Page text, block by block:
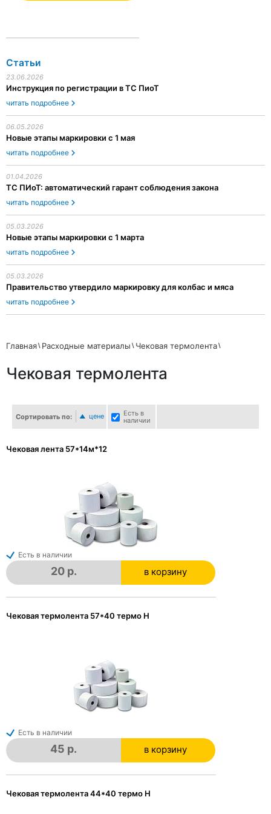
Статьи
23.06.2026
Инструкция по регистрации в ТС ПиоТ
читать подробнее
06.05.2026
Новые этапы маркировки с 1 мая
читать подробнее
01.04.2026
ТС ПИоТ: автоматический гарант соблюдения закона
читать подробнее
05.03.2026
Новые этапы маркировки с 1 марта
читать подробнее
05.03.2026
Правительство утвердило маркировку для колбас и мяса
читать подробнее
Главная Расходные материалы Чековая термолента
Чековая термолента
Сортировать по: цене
Есть в
наличии
Чековая лента 57*14м*12
Есть в наличии
20 р. в корзину
в корзине
Чековая термолента 57*40 термо Н
Есть в наличии
45 р. в корзину
в корзине
Чековая термолента 44*40 термо Н